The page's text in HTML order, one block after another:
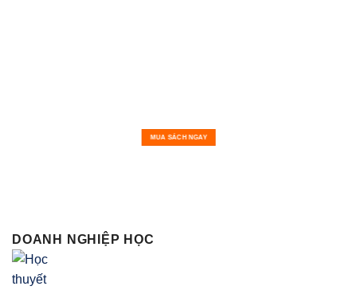
MUA SÁCH NGAY
DOANH NGHIỆP HỌC